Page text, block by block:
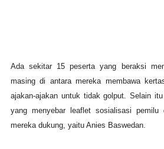
Ada sekitar 15 peserta yang beraksi
masing di antara mereka membawa
ajakan-ajakan untuk tidak golput. Selain
yang menyebar leaflet sosialisasi pemilu
mereka dukung, yaitu Anies Baswedan.